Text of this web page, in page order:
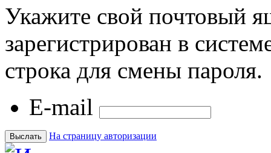
Укажите свой почтовый
зарегистрирован в
строка для смены пароля.
E-mail
На страницу авторизации